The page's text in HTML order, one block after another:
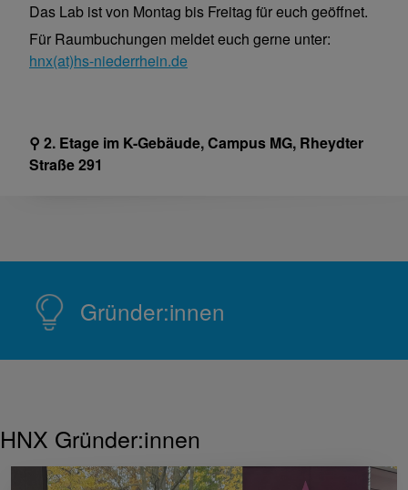
Das Lab ist von Montag bis Freitag für euch geöffnet.
Für Raumbuchungen meldet euch gerne unter:
hnx(at)hs-niederrhein.de
⚲ 2. Etage im K-Gebäude, Campus MG, Rheydter
Straße 291
Gründer:innen
HNX Gründer:innen